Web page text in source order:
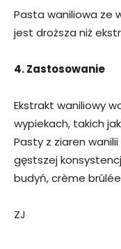
Pasta waniliowa ze
jest droższa niż
4. Zastosowanie
Ekstrakt waniliowy
wypiekach, takich
Pasty z ziaren
gęstszej
budyń, crème
ZJ